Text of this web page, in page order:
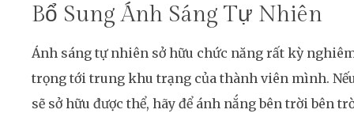
Bổ Sung Ánh Sáng Tự Nhiên
Ánh sáng tự nhiên sở hữu chức năng rất kỳ
trọng tới trung khu trạng của thành viên mình.
sẽ sở hữu được thể, hãy để ánh nắng bên trời bên